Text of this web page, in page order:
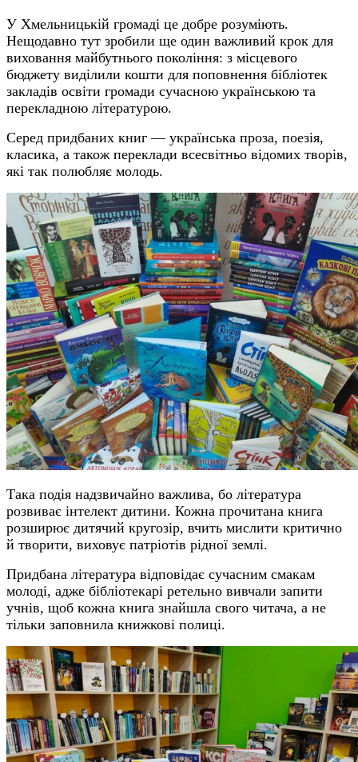
У Хмельницькій громаді це добре розуміють.
Нещодавно тут зробили ще один важливий крок для
виховання майбутнього покоління: з місцевого
бюджету виділили кошти для поповнення бібліотек
закладів освіти громади сучасною українською та
перекладною літературою.
Серед придбаних книг — українська проза, поезія,
класика, а також переклади всесвітньо відомих творів,
які так полюбляє молодь.
Така подія надзвичайно важлива, бо література
розвиває інтелект дитини. Кожна прочитана книга
розширює дитячий кругозір, вчить мислити критично
й творити, виховує патріотів рідної землі.
Придбана література відповідає сучасним смакам
молоді, адже бібліотекарі ретельно вивчали запити
учнів, щоб кожна книга знайшла свого читача, а не
тільки заповнила книжкові полиці.